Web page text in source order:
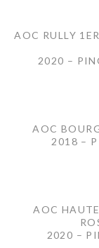
AOC RULLY
2020 –
AOC
2018 –
AOC
2020 –